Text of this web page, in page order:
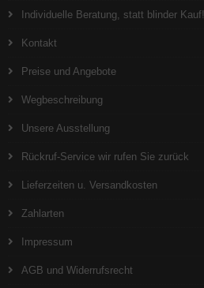
Individuelle Beratung, statt blinder Kauf!
Kontakt
Preise und Angebote
Wegbeschreibung
Unsere Ausstellung
Rückruf-Service wir rufen Sie zurück
Lieferzeiten u. Versandkosten
Zahlarten
Impressum
AGB und Widerrufsrecht